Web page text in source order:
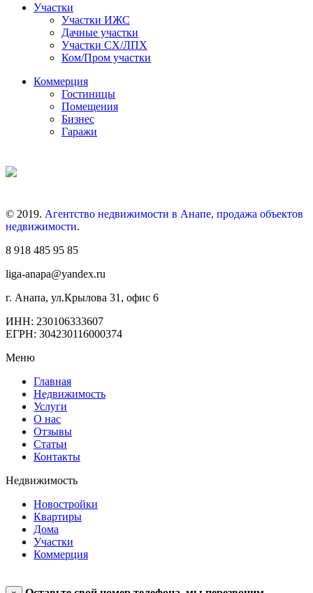
Участки
Участки ИЖС
Дачные участки
Участки СХ/ЛПХ
Ком/Пром участки
Коммерция
Гостиницы
Помещения
Бизнес
Гаражи
© 2019. Агентство недвижимости в Анапе, продажа объектов
недвижимости.
8 918 485 95 85
liga-anapa@yandex.ru
г. Анапа, ул.Крылова 31, офис 6
ИНН: 230106333607
ЕГРН: 304230116000374
Меню
Главная
Недвижимость
Услуги
О нас
Отзывы
Статьи
Контакты
Недвижимость
Новостройки
Квартиры
Дома
Участки
Коммерция